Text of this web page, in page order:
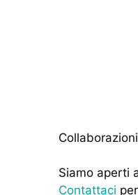
Collaborazioni
Siamo aperti
Contattaci